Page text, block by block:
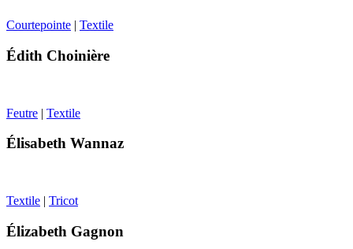
Courtepointe | Textile
Édith Choinière
Feutre | Textile
Élisabeth Wannaz
Textile | Tricot
Élizabeth Gagnon